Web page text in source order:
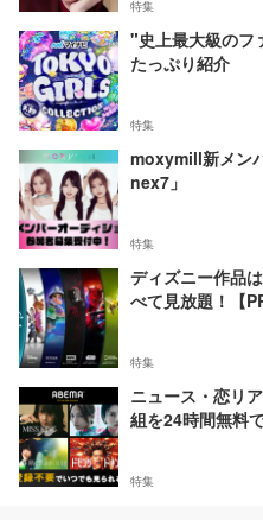
特集
"史上最大級のフ
たっぷり紹介
特集
moxymill新メン
nex7」
特集
ディズニー作品
べて見放題！【
特集
ニュース・恋リ
組を24時間無料
特集